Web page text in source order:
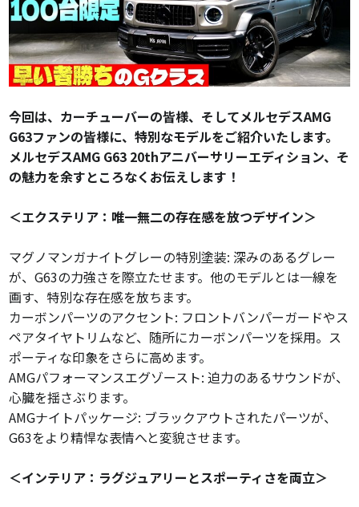
今回は、カーチューバーの皆様、そしてメルセデスAMG
G63ファンの皆様に、特別なモデルをご紹介いたします。
メルセデスAMG G63 20thアニバーサリーエディション、そ
の魅力を余すところなくお伝えします！
＜エクステリア：唯一無二の存在感を放つデザイン＞
マグノマンガナイトグレーの特別塗装: 深みのあるグレー
が、G63の力強さを際立たせます。他のモデルとは一線を
画す、特別な存在感を放ちます。
カーボンパーツのアクセント: フロントバンパーガードやス
ペアタイヤトリムなど、随所にカーボンパーツを採用。ス
ポーティな印象をさらに高めます。
AMGパフォーマンスエグゾースト: 迫力のあるサウンドが、
心臓を揺さぶります。
AMGナイトパッケージ: ブラックアウトされたパーツが、
G63をより精悍な表情へと変貌させます。
＜インテリア：ラグジュアリーとスポーティさを両立＞